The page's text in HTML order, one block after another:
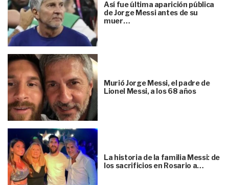
Así fue última aparición pública
de Jorge Messi antes de su
muer…
Murió Jorge Messi, el padre de
Lionel Messi, a los 68 años
La historia de la familia Messi: de
los sacrificios en Rosario a…